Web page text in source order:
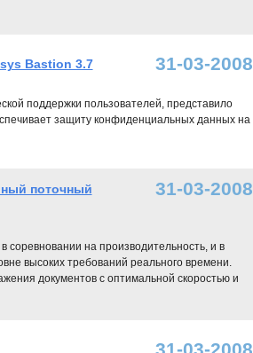
Bastion 3.7 31-03-2008
поддержки пользователей, представило
защиту конфиденциальных данных на
поточный
31-03-2008
на производительность, и в
высоких требований реального времени.
документов с оптимальной скоростью и